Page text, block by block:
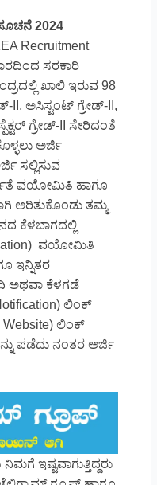
2024
Recruitment
ಸರಕಾರಿ
ಖಾಲಿ ಇರುವ 98
ಅಸಿಸ್ಟಂಟ್ ಗ್ರೇಡ್-II,
ಗ್ರೇಡ್-II ಸೇರಿದಂತೆ
ಅರ್ಜಿ
ಸಲ್ಲಿಸುವ
ವಯೋಮಿತಿ ಹಾಗೂ
ಅರಿತುಕೊಂಡು ತಮ್ಮ
ಕೆಳಬಾಗದಲ್ಲಿ
ವಯೋಮಿತಿ
ಇನ್ನಿತರ
ಅಥವಾ ಕೆಳಗಡೆ
ಲಿಂಕ್
Website) ಲಿಂಕ್
ಪಡೆದು ನಂತರ ಅರ್ಜಿ
ಇಷ್ಟವಾಗುತ್ತಿದ್ದರು